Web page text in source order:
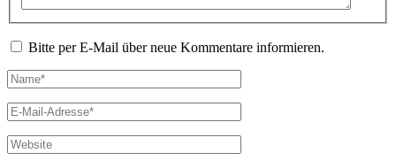
Bitte per E-Mail über neue Kommentare informieren.
Name*
E-
Mail-
Adresse*
Website